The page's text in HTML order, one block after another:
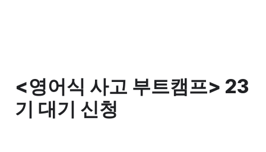
<영어식 사고 부트캠프> 23
기 대기 신청